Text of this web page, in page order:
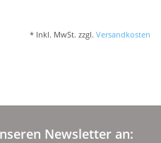
* Inkl. MwSt. zzgl. Versandkosten
Newsletter an: